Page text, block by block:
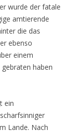
wurde der fatale
amtierende
die das
ebenso
einem
haben
ein
Lande. Nach